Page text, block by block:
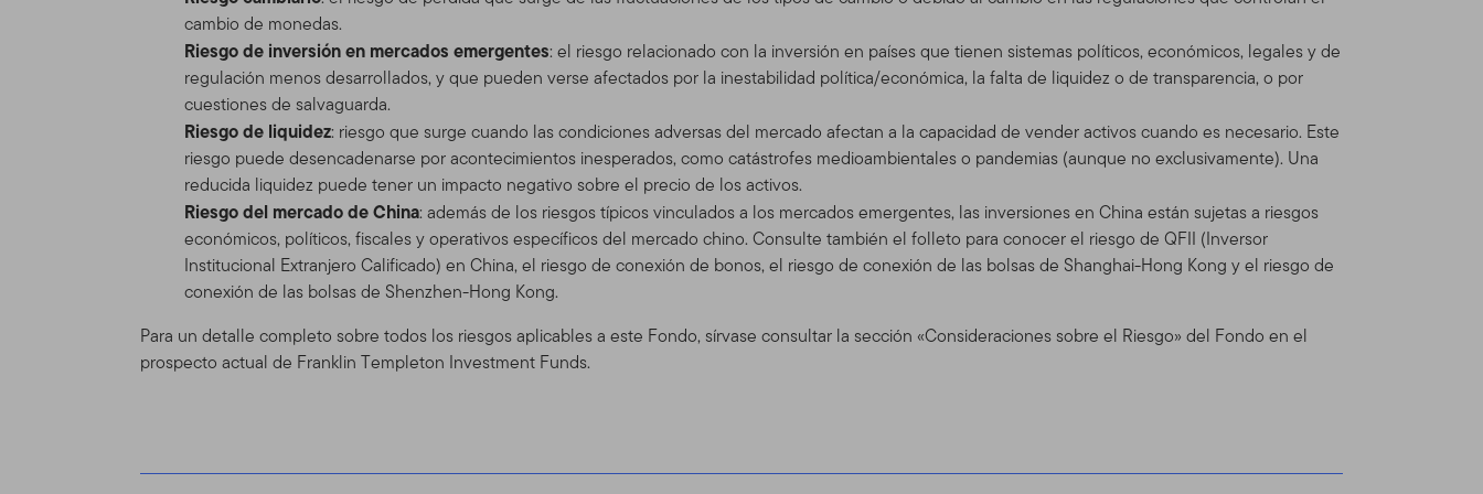
cambio de monedas.
Riesgo de inversión en mercados emergentes: el riesgo relacionado con la inversión en países que tienen sistemas políticos, económicos, legales y de
regulación menos desarrollados, y que pueden verse afectados por la inestabilidad política/económica, la falta de liquidez o de transparencia, o por
cuestiones de salvaguarda.
Riesgo de liquidez: riesgo que surge cuando las condiciones adversas del mercado afectan a la capacidad de vender activos cuando es necesario. Este
riesgo puede desencadenarse por acontecimientos inesperados, como catástrofes medioambientales o pandemias (aunque no exclusivamente). Una
reducida liquidez puede tener un impacto negativo sobre el precio de los activos.
Riesgo del mercado de China: además de los riesgos típicos vinculados a los mercados emergentes, las inversiones en China están sujetas a riesgos
económicos, políticos, fiscales y operativos específicos del mercado chino. Consulte también el folleto para conocer el riesgo de QFII (Inversor
Institucional Extranjero Calificado) en China, el riesgo de conexión de bonos, el riesgo de conexión de las bolsas de Shanghai-Hong Kong y el riesgo de
conexión de las bolsas de Shenzhen-Hong Kong.
Para un detalle completo sobre todos los riesgos aplicables a este Fondo, sírvase consultar la sección «Consideraciones sobre el Riesgo» del Fondo en el
prospecto actual de Franklin Templeton Investment Funds.
herramientas e informaciones disponibles en el este Sitio. El uso que usted realice de este Sitio está regulado por la
versión de las Condiciones de Uso en vigor en la fecha en que usted accede al Sitio. Hacemos reserva del derecho de
cambiar el Sitio y las Condiciones de Uso en cualquier momento, sin aviso previo. La fecha de cualquier actualización
se mostrará en la Tabla de Contenidos. Si usted utiliza el Sitio después de que se han enviado las Condiciones de Uso
actualizadas, se verá sujeto a las Condiciones de Uso con la actualización.
Espónsor del Sitio
El Sitio se provee como un servicio y para propósitos informativos solamente, por Templeton Global Advisors
Distributors, Ltd. (“TGAL”) (En adelante, " TGAL" o "nosotros") –no está provisto por los fondos Franklin Templeton (en
adelante "Fondo(s)"). Franklin Resources, Inc. [NYSE: BEN] es una organización global de inversiones operando como
Franklin Templeton Investments. A través de varias entidades, Franklin Templeton Investments provee servicios de
inversión, de accionista y de distribución tanto globales como en Estados Unidos a los Fondos Franklin, Templeton y
Franklin Mutual Series y a cuentas institucionales, al igual que servicios de cuentas internacionales separadas.
profesionales e inversionistas